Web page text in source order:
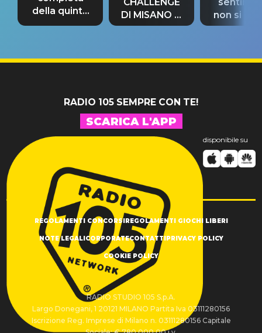
della quinta
tappa
CHALLENGE
DI MISANO si
riconferma
non si
fino alla
RADIO 105 SEMPRE CON TE!
SCARICA L'APP
disponibile su
REGOLAMENTI CONCORSIREGOLAMENTI GIOCHI LIBERI
NOTE LEGALICORPORATECONTATTIPRIVACY POLICY
COOKIE POLICY
RADIO STUDIO 105 S.p.A.
Largo Donegani, 1 20121 MILANO Partita Iva 03111280156
Iscrizione Reg. Imprese di Milano n. 03111280156 Capitale